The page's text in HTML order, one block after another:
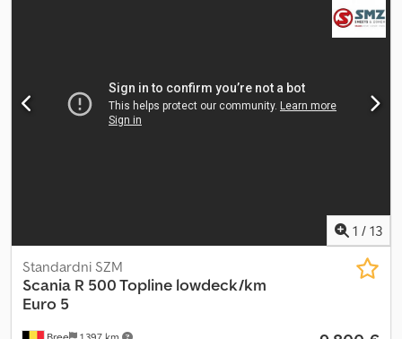
1 / 13
Standardni SZM
Scania R 500 Topline lowdeck/km
Euro 5